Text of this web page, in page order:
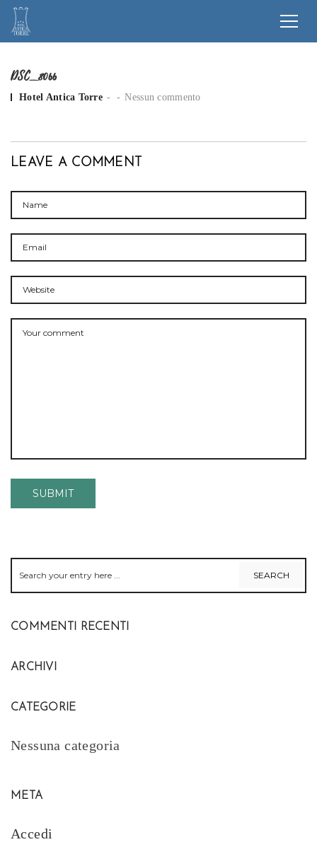
DSC_8066
Posted by
Hotel Antica Torre Nessun commento
LEAVE A COMMENT
COMMENTI RECENTI
ARCHIVI
CATEGORIE
Nessuna categoria
META
Accedi